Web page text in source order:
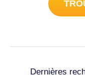
Dernières